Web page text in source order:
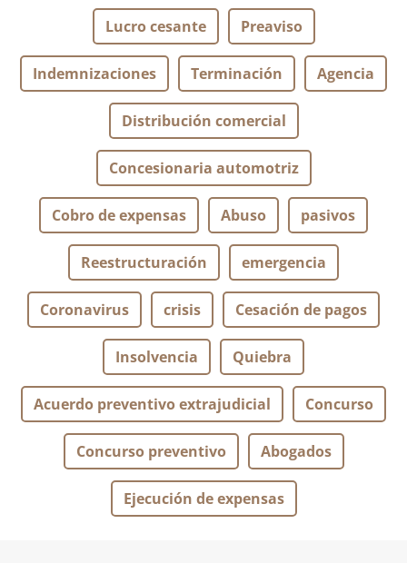
Lucro cesante Preaviso
Indemnizaciones Terminación Agencia
Distribución comercial
Concesionaria automotriz
Cobro de expensas Abuso pasivos
Reestructuración emergencia
Coronavirus crisis Cesación de pagos
Insolvencia Quiebra
Acuerdo preventivo extrajudicial Concurso
Concurso preventivo Abogados
Ejecución de expensas